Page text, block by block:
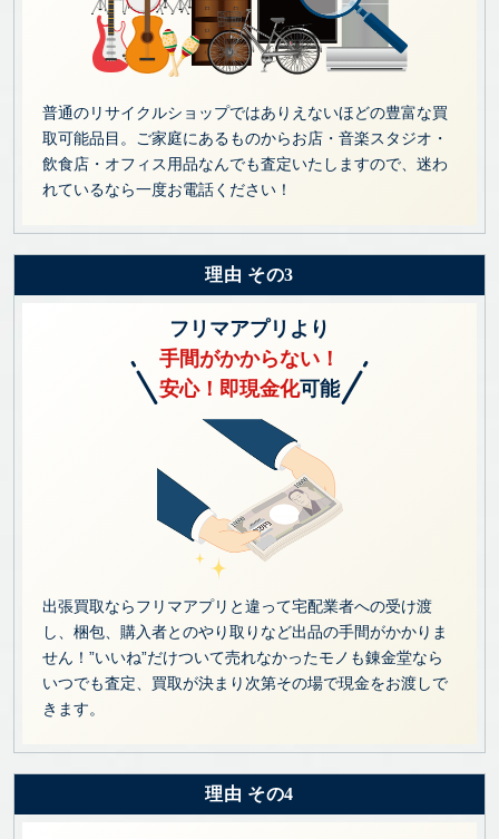
普通のリサイクルショップではありえないほどの豊富な買
取可能品目。ご家庭にあるものからお店・音楽スタジオ・
飲食店・オフィス用品なんでも査定いたしますので、迷わ
れているなら一度お電話ください！
理由 その3
フリマアプリより
手間がかからない！
安心！即現金化可能
出張買取ならフリマアプリと違って宅配業者への受け渡
し、梱包、購入者とのやり取りなど出品の手間がかかりま
せん！”いいね”だけついて売れなかったモノも錬金堂なら
いつでも査定、買取が決まり次第その場で現金をお渡しで
きます。
理由 その4